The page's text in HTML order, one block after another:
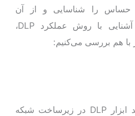
حساس را شناسایی و از آن
جلوگیری کنند. برای آشنایی با روش عملکرد DLP،
با هم بررسی می‌کنیم:
در مرحله نخست، باید ابزار DLP در زیرساخت شبکه